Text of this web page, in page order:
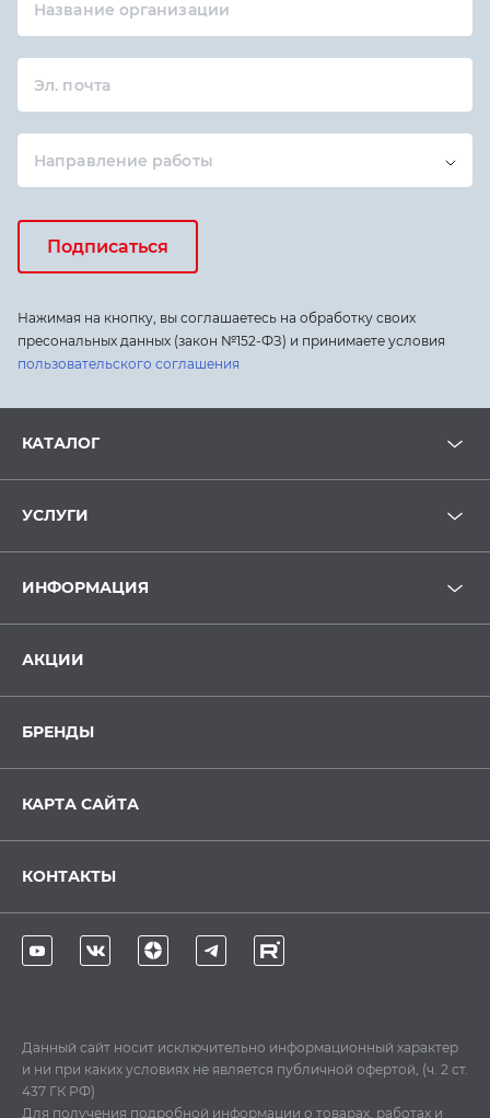
Название организации
Эл. почта
Направление работы
Подписаться
Нажимая на кнопку, вы соглашаетесь на обработку своих
пресональных данных (закон №152-ФЗ) и принимаете условия
пользовательского соглашения
КАТАЛОГ
УСЛУГИ
ИНФОРМАЦИЯ
АКЦИИ
БРЕНДЫ
КАРТА САЙТА
КОНТАКТЫ
Данный сайт носит исключительно информационный характер
и ни при каких условиях не является публичной офертой, (ч. 2 ст.
437 ГК РФ)
Для получения подробной информации о товарах, работах и